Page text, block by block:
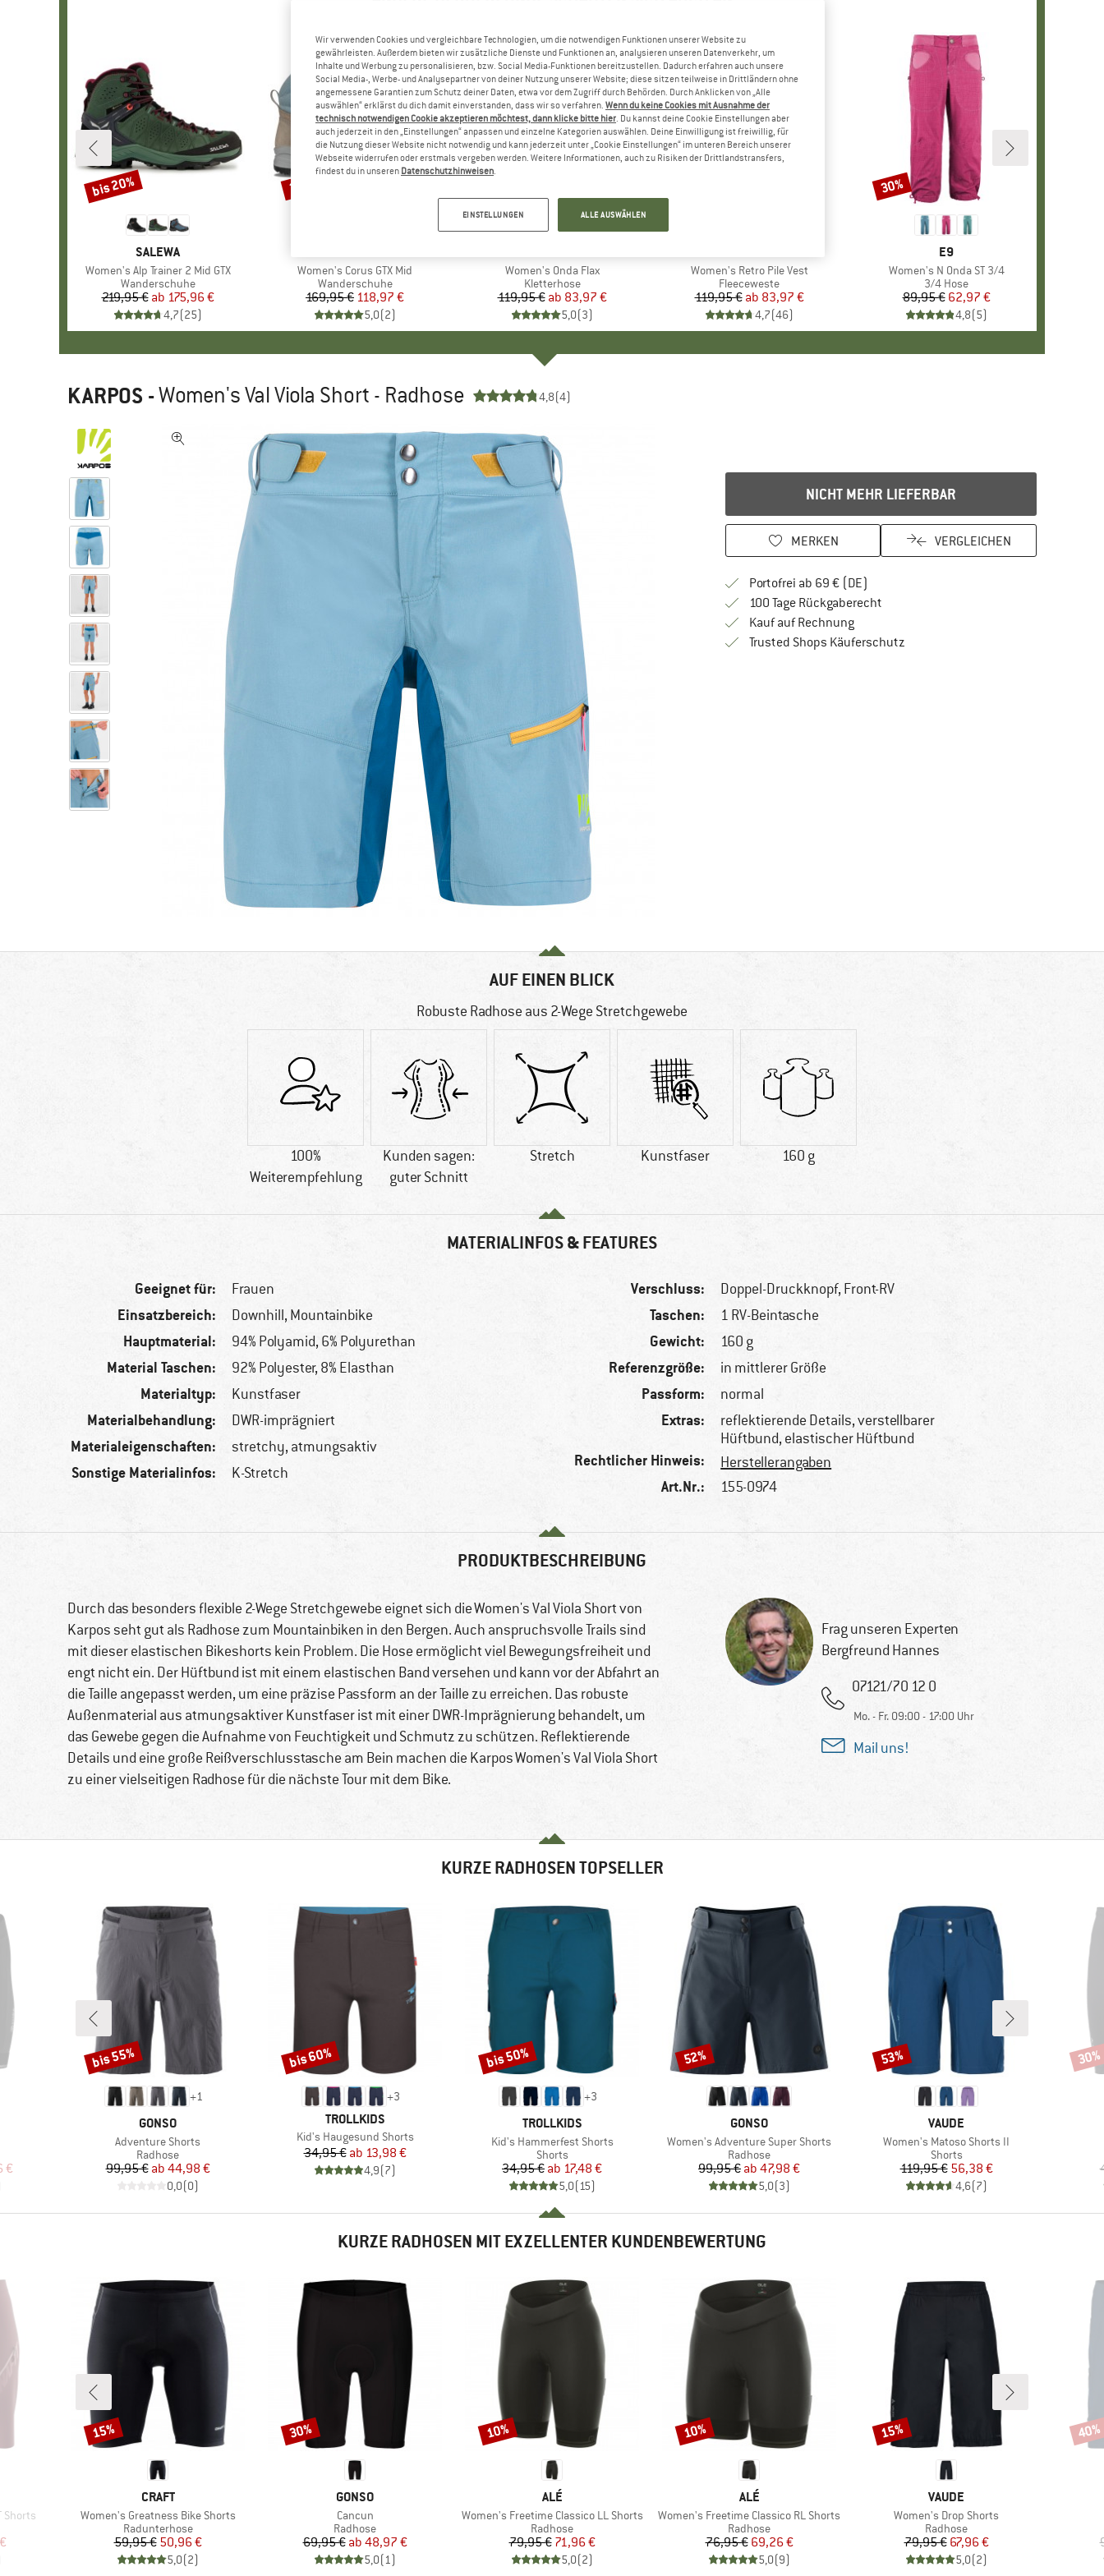
MARKE
SALEWA
Artikel
Women's Alp Trainer 2 Mid GTX
Produktgruppe
Wanderschuhe
Preis
219,95 € reduzierter Preis
ab 175,96 €
4,7(25)
Rabatt
bis 20%
Artikel
Women's Corus GTX Mid
Produktgruppe
Wanderschuhe
Preis
169,95 € reduzierter Preis
118,97 €
5,0(2)
Rabatt
30%
Artikel
Women's Onda Flax
Produktgruppe
Kletterhose
Preis
119,95 € reduzierter Preis
ab 83,97 €
5,0(3)
Artikel
Women's Retro Pile Vest
Produktgruppe
Fleeceweste
Preis
119,95 € reduzierter Preis
ab 83,97 €
4,7(46)
MARKE
E9
Artikel
Women's N Onda ST 3/4
Produktgruppe
3/4 Hose
Preis
89,95 € reduzierter Preis
62,97 €
4,8(5)
Rabatt
30%
KARPOS -Women's Val Viola Short - Radhose 4,8(4)
NICHT MEHR LIEFERBAR
MERKEN VERGLEICHEN
Portofrei ab 69 € (DE)
100 Tage RückgaberechtGehe hier zu den Rückgabe-Richtlinien
Kauf auf RechnungFinde die Zahlungs-Infos hier! Öffnet sich in
Trusted Shops KäuferschutzFinde alle Infos hier!
AUF EINEN BLICK
Robuste Radhose aus 2-Wege Stretchgewebe
100%
Weiterempfehlung
Kunden sagen:
guter Schnitt
Stretch Kunstfaser 160 g
MATERIALINFOS & FEATURES
Geeignet für: Frauen
Einsatzbereich: Downhill, Mountainbike
Hauptmaterial: 94% Polyamid, 6% Polyurethan
Material Taschen: 92% Polyester, 8% Elasthan
Materialtyp: Kunstfaser
Materialbehandlung: DWR-imprägniert
Materialeigenschaften: stretchy, atmungsaktiv
Sonstige Materialinfos: K-Stretch
Verschluss: Doppel-Druckknopf, Front-RV
Taschen: 1 RV-Beintasche
Gewicht: 160 g
Referenzgröße: in mittlerer Größe
Passform: normal
Extras:
reflektierende Details, verstellbarer
Hüftbund, elastischer Hüftbund
Rechtlicher Hinweis: Herstellerangaben
Art.Nr.: 155-0974
PRODUKTBESCHREIBUNG
Durch das besonders flexible 2-Wege Stretchgewebe eignet sich die Women's Val Viola Short von
Karpos seht gut als Radhose zum Mountainbiken in den Bergen. Auch anspruchsvolle Trails sind
mit dieser elastischen Bikeshorts kein Problem. Die Hose ermöglicht viel Bewegungsfreiheit und
engt nicht ein. Der Hüftbund ist mit einem elastischen Band versehen und kann vor der Abfahrt an
die Taille angepasst werden, um eine präzise Passform an der Taille zu erreichen. Das robuste
Außenmaterial aus atmungsaktiver Kunstfaser ist mit einer DWR-Imprägnierung behandelt, um
das Gewebe gegen die Aufnahme von Feuchtigkeit und Schmutz zu schützen. Reflektierende
Details und eine große Reißverschlusstasche am Bein machen die Karpos Women's Val Viola Short
zu einer vielseitigen Radhose für die nächste Tour mit dem Bike.
Frag unseren Experten
Bergfreund Hannes
07121/70 12 0
Mo. - Fr. 09:00 - 17:00 Uhr
Mail uns!
KURZE RADHOSEN TOPSELLER
Preis
€
+1
MARKE
GONSO
Artikel
Adventure Shorts
Produktgruppe
Radhose
Preis
99,95 € reduzierter Preis
ab 44,98 €
0,0(0)
Rabatt
bis 55%
+3
MARKE
TROLLKIDS
Artikel
Kid's Haugesund Shorts
Preis
34,95 € reduzierter Preis
ab 13,98 €
4,9(7)
Rabatt
bis 60%
+3
MARKE
TROLLKIDS
Artikel
Kid's Hammerfest Shorts
Produktgruppe
Shorts
Preis
34,95 € reduzierter Preis
ab 17,48 €
5,0(15)
Rabatt
bis 50%
MARKE
GONSO
Artikel
Women's Adventure Super Shorts
Produktgruppe
Radhose
Preis
99,95 € reduzierter Preis
ab 47,98 €
5,0(3)
Rabatt
52%
MARKE
VAUDE
Artikel
Women's Matoso Shorts II
Produktgruppe
Shorts
Preis
119,95 €reduzierter Preis
56,38 €
4,6(7)
Rabatt
53% 30%
KURZE RADHOSEN MIT EXZELLENTER KUNDENBEWERTUNG
Shorts
Preis
MARKE
CRAFT
Artikel
Women's Greatness Bike Shorts
Produktgruppe
Radunterhose
Preis
59,95 €reduzierter Preis
50,96 €
5,0(2)
Rabatt
15%
MARKE
GONSO
Artikel
Cancun
Produktgruppe
Radhose
Preis
69,95 € reduzierter Preis
ab 48,97 €
5,0(1)
Rabatt
30%
MARKE
ALÉ
Artikel
Women's Freetime Classico LL Shorts
Produktgruppe
Radhose
Preis
79,95 €reduzierter Preis
71,96 €
5,0(2)
Rabatt
10%
MARKE
ALÉ
Artikel
Women's Freetime Classico RL Shorts
Produktgruppe
Radhose
Preis
76,95 €reduzierter Preis
69,26 €
5,0(9)
Rabatt
10%
MARKE
VAUDE
Artikel
Women's Drop Shorts
Produktgruppe
Radhose
Preis
79,95 €reduzierter Preis
67,96 €
5,0(2)
Rabatt
15% 40%
Wir verwenden Cookies und vergleichbare Technologien, um die notwendigen Funktionen unserer Website zu
gewährleisten. Außerdem bieten wir zusätzliche Dienste und Funktionen an, analysieren unseren Datenverkehr, um
Inhalte und Werbung zu personalisieren, bzw. Social Media-Funktionen bereitzustellen. Dadurch erfahren auch unsere
Social Media-, Werbe- und Analysepartner von deiner Nutzung unserer Website; diese sitzen teilweise in Drittländern ohne
angemessene Garantien zum Schutz deiner Daten, etwa vor dem Zugriff durch Behörden. Durch Anklicken von „Alle
auswählen“ erklärst du dich damit einverstanden, dass wir so verfahren. Wenn du keine Cookies mit Ausnahme der
technisch notwendigen Cookie akzeptieren möchtest, dann klicke bitte hier. Du kannst deine Cookie Einstellungen aber
auch jederzeit in den „Einstellungen“ anpassen und einzelne Kategorien auswählen. Deine Einwilligung ist freiwillig, für
die Nutzung dieser Website nicht notwendig und kann jederzeit unter „Cookie Einstellungen“ im unteren Bereich unserer
Webseite widerrufen oder erstmals vergeben werden. Weitere Informationen, auch zu Risiken der Drittlandstransfers,
findest du in unseren Datenschutzhinweisen.
EINSTELLUNGEN ALLE AUSWÄHLEN